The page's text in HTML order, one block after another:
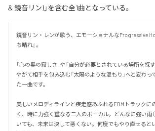
& 鏡音リン)」を含む全1曲となっている。
鏡音リン・レンが歌う、エモーショナルなProgressive
ち晴れ』。
「心の奥の寂しさ」や「自分が必要とされている場所を探
やがて相手を包み込む「太陽のような温もり」へと変わっ
た一曲です。
美しいメロディラインと疾走感あふれるEDMトラックに
く、時に力強く重なる二人のボーカル。どんなに強い雨
いても、未来は決して悪くない。何度でもやり直せると